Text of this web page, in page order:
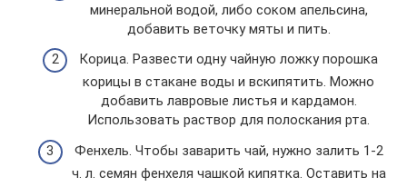
минеральной водой, либо соком апельсина,
добавить веточку мяты и пить.
Корица. Развести одну чайную ложку порошка
корицы в стакане воды и вскипятить. Можно
добавить лавровые листья и кардамон.
Использовать раствор для полоскания рта.
Фенхель. Чтобы заварить чай, нужно залить 1-2
ч. л. семян фенхеля чашкой кипятка. Оставить на